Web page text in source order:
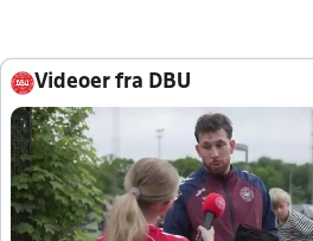
Videoer fra DBU